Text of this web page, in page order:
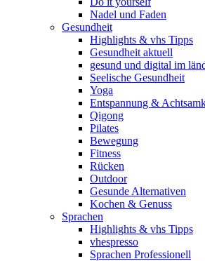
Nadel und Faden
Gesundheit
Highlights & vhs Tipps
Gesundheit aktuell
gesund und digital im
Seelische Gesundheit
Yoga
Entspannung &
Qigong
Pilates
Bewegung
Fitness
Rücken
Outdoor
Gesunde Alternativen
Kochen & Genuss
Sprachen
Highlights & vhs Tipps
vhespresso
Sprachen Professionell